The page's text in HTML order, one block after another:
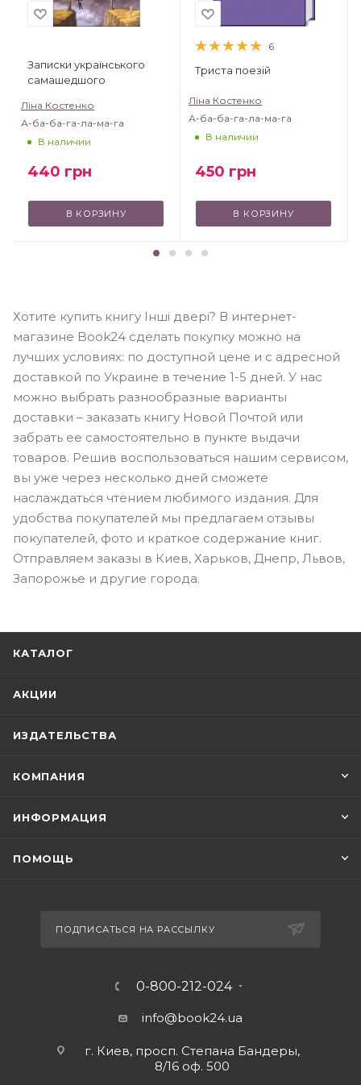
Записки українського
самашедшого
Ліна Костенко
А-ба-ба-га-ла-ма-га
В наличии
440 грн
В КОРЗИНУ
6
Триста поезій
Ліна Костенко
А-ба-ба-га-ла-ма-га
В наличии
450 грн
В КОРЗИНУ
Хотите купить книгу Інші двері? В интернет-
магазине Book24 сделать покупку можно на
лучших условиях: по доступной цене и с адресной
доставкой по Украине в течение 1-5 дней. У нас
можно выбрать разнообразные варианты
доставки – заказать книгу Новой Почтой или
забрать ее самостоятельно в пункте выдачи
товаров. Решив воспользоваться нашим сервисом,
вы уже через несколько дней сможете
наслаждаться чтением любимого издания. Для
удобства покупателей мы предлагаем отзывы
покупателей, фото и краткое содержание книг.
Отправляем заказы в Киев, Харьков, Днепр, Львов,
Запорожье и другие города.
КАТАЛОГ
АКЦИИ
ИЗДАТЕЛЬСТВА
КОМПАНИЯ
ИНФОРМАЦИЯ
ПОМОЩЬ
ПОДПИСАТЬСЯ НА РАССЫЛКУ
0-800-212-024
info@book24.ua
г. Киев, просп. Степана Бандеры,
8/16 оф. 500